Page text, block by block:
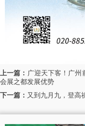
上一篇： 广迎天下客！广州
会展之都发展优势
下一篇： 又到九月九，登高